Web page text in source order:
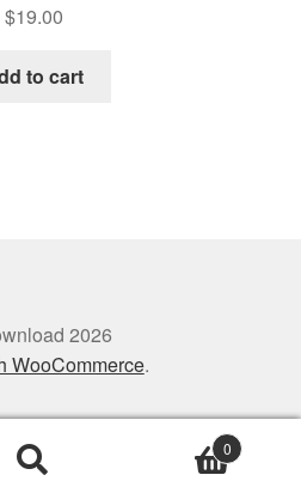
$19.00
to cart
2026
WooCommerce.
0